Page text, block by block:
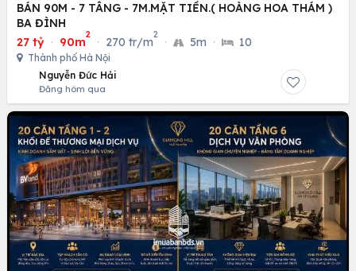
BÁN 90M - 7 TÂNG - 7M.MẶT TIỀN.( HOÀNG HOA THÁM )
BA ĐÌNH
27 tỷ · 90m
2
· 270 tr/m
2
· 5m · 10
Thành phố Hà Nội
Nguyễn Đức Hải
Đăng hôm qua